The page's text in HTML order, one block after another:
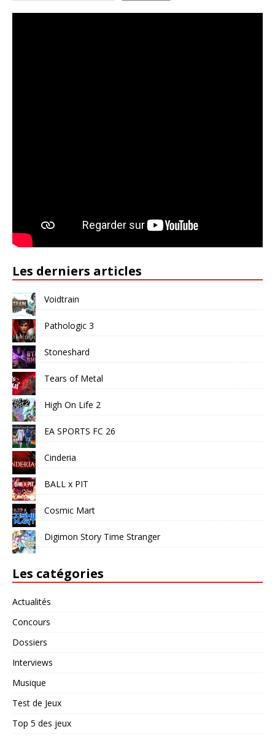
Les derniers articles
Voidtrain
Pathologic 3
Stoneshard
Tears of Metal
High On Life 2
EA SPORTS FC 26
Cinderia
BALL x PIT
Cosmic Mart
Digimon Story Time Stranger
Les catégories
Actualités
Concours
Dossiers
Interviews
Musique
Test de Jeux
Top 5 des jeux